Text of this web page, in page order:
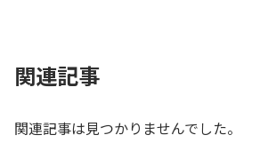
関連記事
関連記事は見つかりませんでした。